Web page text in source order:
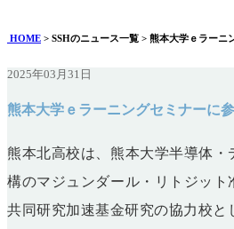
HOME > SSHのニュース一覧 > 熊本大学ｅラーニ
2025年03月31日
熊本大学ｅラーニングセミナーに
熊本北高校は、熊本大学半導体・
構のマジュンダール・リトジット
共同研究加速基金研究の協力校と